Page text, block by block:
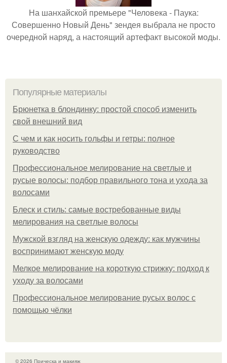
На шанхайской премьере "Человека - Паука:
Совершенно Новый День" зендея выбрала не просто
очередной наряд, а настоящий артефакт высокой моды.
Популярные материалы
Брюнетка в блондинку: простой способ изменить
свой внешний вид
С чем и как носить гольфы и гетры: полное
руководство
Профессиональное мелирование на светлые и
русые волосы: подбор правильного тона и ухода за
волосами
Блеск и стиль: самые востребованные виды
мелирования на светлые волосы
Мужской взгляд на женскую одежду: как мужчины
воспринимают женскую моду
Мелкое мелирование на короткую стрижку: подход к
уходу за волосами
Профессиональное мелирование русых волос с
помощью чёлки
© 2026 Прическа и макияж